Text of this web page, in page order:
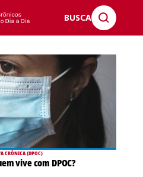
BUSCA
CRÔNICA (DPOC)
vive com DPOC?